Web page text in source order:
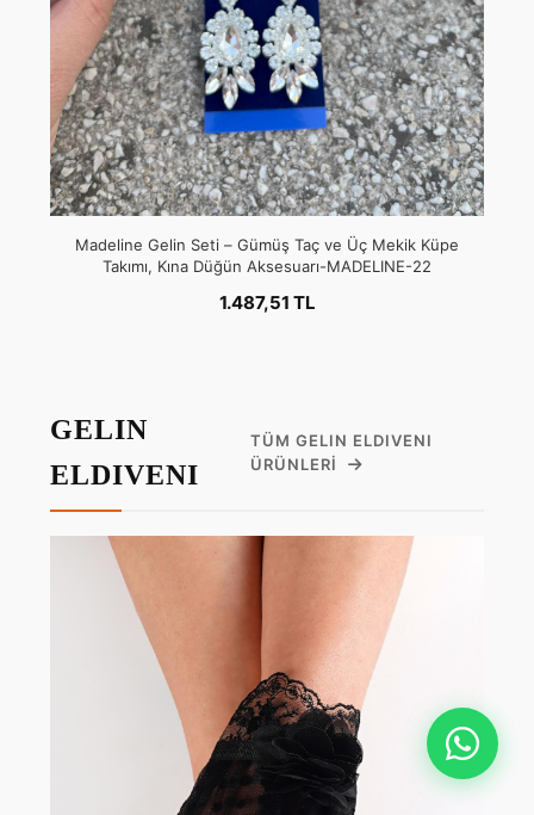
Madeline Gelin Seti – Gümüş Taç ve Üç Mekik Küpe
Takımı, Kına Düğün Aksesuarı-MADELINE-22
1.487,51 TL
GELIN
ELDIVENI
TÜM GELIN ELDIVENI
ÜRÜNLERI